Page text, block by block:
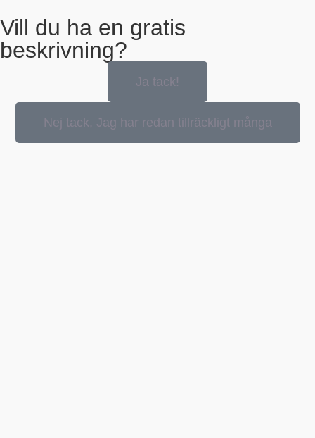
Vill du ha en gratis
beskrivning?
Ja tack!
Nej tack, Jag har redan tillräckligt många